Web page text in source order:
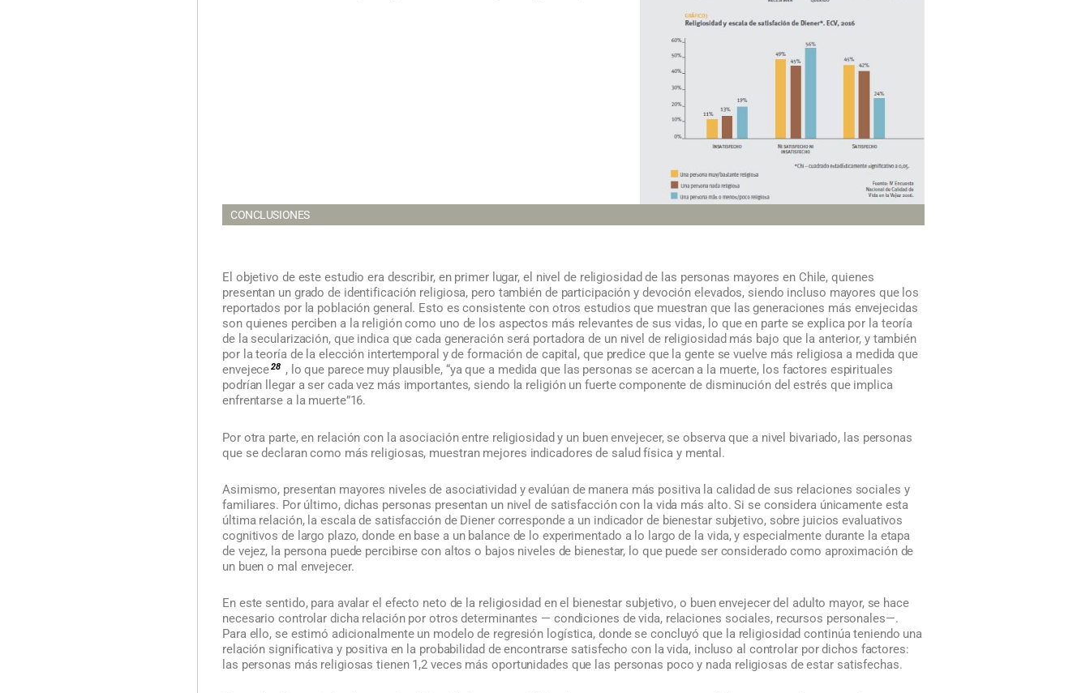
CONCLUSIONES
El objetivo de este estudio era describir, en primer lugar, el nivel de religiosidad de las personas mayores en Chile, quienes
presentan un grado de identificación religiosa, pero también de participación y devoción elevados, siendo incluso mayores que los
reportados por la población general. Esto es consistente con otros estudios que muestran que las generaciones más envejecidas
son quienes perciben a la religión como uno de los aspectos más relevantes de sus vidas, lo que en parte se explica por la teoría
de la secularización, que indica que cada generación será portadora de un nivel de religiosidad más bajo que la anterior, y también
por la teoría de la elección intertemporal y de formación de capital, que predice que la gente se vuelve más religiosa a medida que
envejece28 , lo que parece muy plausible, “ya que a medida que las personas se acercan a la muerte, los factores espirituales
podrían llegar a ser cada vez más importantes, siendo la religión un fuerte componente de disminución del estrés que implica
enfrentarse a la muerte”16.
Por otra parte, en relación con la asociación entre religiosidad y un buen envejecer, se observa que a nivel bivariado, las personas
que se declaran como más religiosas, muestran mejores indicadores de salud física y mental.
Asimismo, presentan mayores niveles de asociatividad y evalúan de manera más positiva la calidad de sus relaciones sociales y
familiares. Por último, dichas personas presentan un nivel de satisfacción con la vida más alto. Si se considera únicamente esta
última relación, la escala de satisfacción de Diener corresponde a un indicador de bienestar subjetivo, sobre juicios evaluativos
cognitivos de largo plazo, donde en base a un balance de lo experimentado a lo largo de la vida, y especialmente durante la etapa
de vejez, la persona puede percibirse con altos o bajos niveles de bienestar, lo que puede ser considerado como aproximación de
un buen o mal envejecer.
En este sentido, para avalar el efecto neto de la religiosidad en el bienestar subjetivo, o buen envejecer del adulto mayor, se hace
necesario controlar dicha relación por otros determinantes — condiciones de vida, relaciones sociales, recursos personales—.
Para ello, se estimó adicionalmente un modelo de regresión logística, donde se concluyó que la religiosidad continúa teniendo una
relación significativa y positiva en la probabilidad de encontrarse satisfecho con la vida, incluso al controlar por dichos factores:
las personas más religiosas tienen 1,2 veces más oportunidades que las personas poco y nada religiosas de estar satisfechas.